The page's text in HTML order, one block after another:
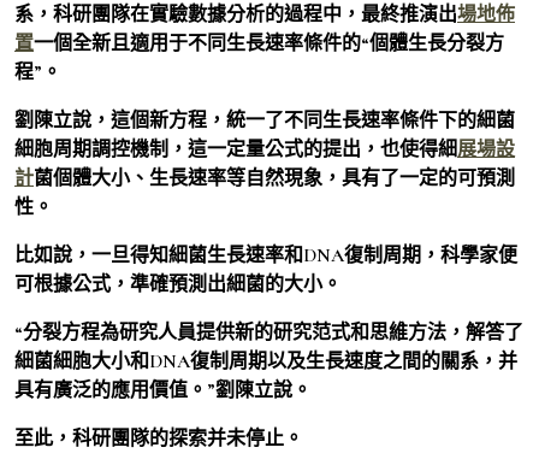
系，科研團隊在實驗數據分析的過程中，最終推演出場地佈
置一個全新且適用于不同生長速率條件的“個體生長分裂方
程”。
劉陳立說，這個新方程，統一了不同生長速率條件下的細菌
細胞周期調控機制，這一定量公式的提出，也使得細展場設
計菌個體大小、生長速率等自然現象，具有了一定的可預測
性。
比如說，一旦得知細菌生長速率和DNA復制周期，科學家便
可根據公式，準確預測出細菌的大小。
“分裂方程為研究人員提供新的研究范式和思維方法，解答了
細菌細胞大小和DNA復制周期以及生長速度之間的關系，并
具有廣泛的應用價值。”劉陳立說。
至此，科研團隊的探索并未停止。